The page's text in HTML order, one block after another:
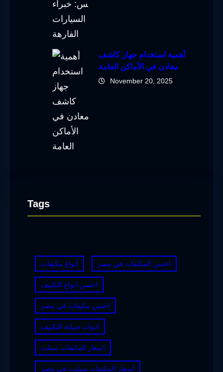
أهمية استخدام جهاز كاشف
معادن في الأماكن العامة
November 20, 2025
Tags
أنواع مكيفات احسن المكيفات في مصر
احسن انواع التكييف
احسن مكيفات في مصر
ادوات صيانة التكييف
اسعار المكيفات سبلت
اسعار المكيفات سبليت في مصر